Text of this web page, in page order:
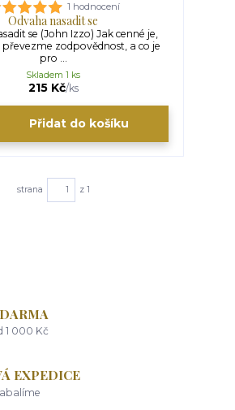
1 hodnocení
Odvaha nasadit se
se (John Izzo) Jak cenné je,
převezme zodpovědnost, a co je
pro ...
215 Kč/ks
Skladem 1 ks
Přidat do košíku
strana z 1
1 000 Kč
EXPEDICE